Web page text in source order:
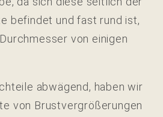
befindet und fast rund ist,
von einigen
abwägend, haben wir
von Brustvergrößerungen